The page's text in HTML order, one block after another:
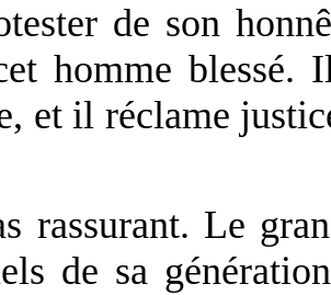
de son
homme blessé.
et il réclame
rassurant. Le
de sa